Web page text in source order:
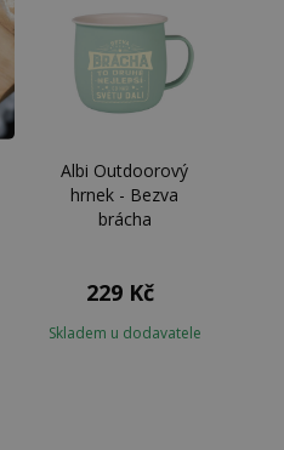
Albi Outdoorový
hrnek - Bezva
brácha
229 Kč
Skladem u dodavatele